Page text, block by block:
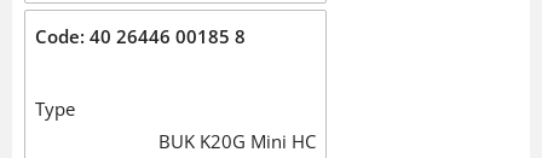
Code: 40 26446 00185 8
Type
BUK K20G Mini HC